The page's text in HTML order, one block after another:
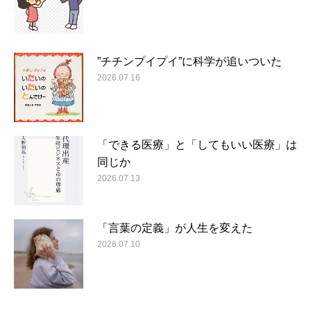
”チチンプイプイ”に科学が追いついた
2026.07.16
「できる医療」と「してもいい医療」は
同じか
2026.07.13
「言葉の定義」が人生を変えた
2026.07.10